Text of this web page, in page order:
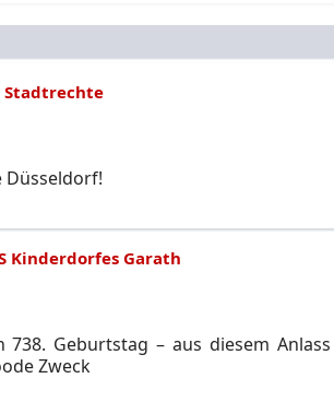
Stadtrechte
Düsseldorf!
Kinderdorfes Garath
Geburtstag – aus diesem
Zweck